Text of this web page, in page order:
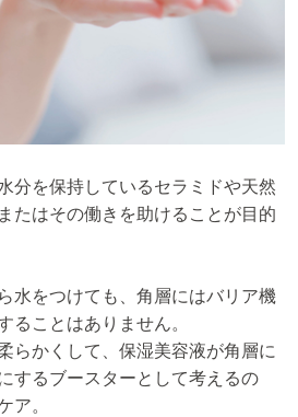
分を保持しているセラミドや天然
たはその働きを助けることが目的
水をつけても、角層にはバリア機
ることはありません。
らかくして、保湿美容液が角層に
するブースターとして考えるの
ア。